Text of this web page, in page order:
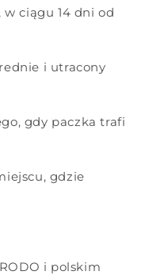
ciągu 14 dni od
i utracony
gdy paczka trafi
gdzie
i polskim